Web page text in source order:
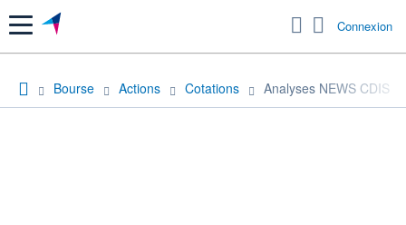
Menu Connexion
Bourse Actions Cotations Analyses NEWS CDIS